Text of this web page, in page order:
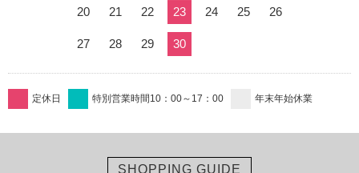
20 21 22 23 24 25 26
27 28 29 30
定休日 特別営業時間10：00～17：00 年末年始休業
SHOPPING GUIDE